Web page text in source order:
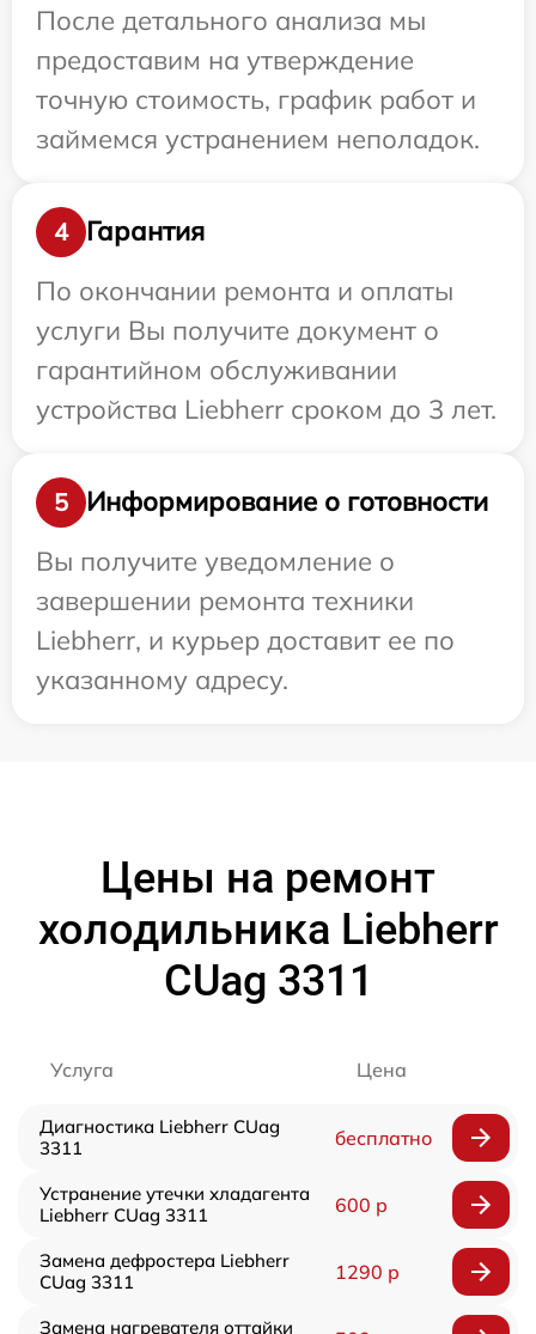
После детального анализа мы
предоставим на утверждение
точную стоимость, график работ и
займемся устранением неполадок.
4
Гарантия
По окончании ремонта и оплаты
услуги Вы получите документ о
гарантийном обслуживании
устройства Liebherr сроком до 3 лет.
5
Информирование о готовности
Вы получите уведомление о
завершении ремонта техники
Liebherr, и курьер доставит ее по
указанному адресу.
Цены на ремонт
холодильника Liebherr
CUag 3311
Услуга Цена
Диагностика Liebherr CUag
3311
бесплатно
Устранение утечки хладагента
Liebherr CUag 3311
600 р
Замена дефростера Liebherr
CUag 3311
1290 р
Замена нагревателя оттайки